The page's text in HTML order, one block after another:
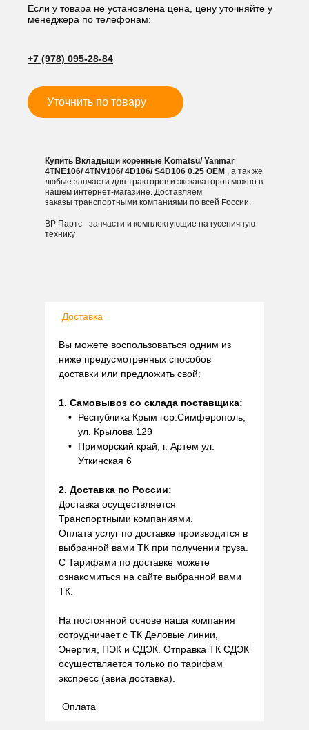
Komatsu/
Yanmar
4D106/
Если у товара не установлена цена, цену уточняйте у
менеджера по телефонам:
+7 (978) 095-28-84
Уточнить по товару
Купить Вкладыши коренные Komatsu/ Yanmar
4TNE106/ 4TNV106/ 4D106/ S4D106 0.25 OEM , а так же
любые запчасти для тракторов и экскаваторов можно в
нашем интернет-магазине. Доставляем
заказы транспортными компаниями по всей России.
ВР Партс - запчасти и комплектующие на гусеничную
технику
Доставка
Вы можете воспользоваться одним из
ниже предусмотренных способов
доставки или предложить свой:
1. Самовывоз со склада поставщика:
Республика Крым гор.Симферополь,
ул. Крылова 129
Приморский край, г. Артем ул.
Уткинская 6
2. Доставка по России:
Доставка осуществляется
Транспортными компаниями.
Оплата услуг по доставке производится в
выбранной вами ТК при получении груза.
С Тарифами по доставке можете
ознакомиться на сайте выбранной вами
ТК.
На постоянной основе наша компания
сотрудничает с ТК Деловые линии,
Энергия, ПЭК и СДЭК. Отправка ТК СДЭК
осуществляется только по тарифам
экспресс (авиа доставка).
Оплата